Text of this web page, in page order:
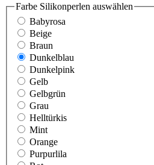
Farbe Silikonperlen auswählen
Babyrosa
Beige
Braun
Dunkelblau
Dunkelpink
Gelb
Gelbgrün
Grau
Helltürkis
Mint
Orange
Purpurlila